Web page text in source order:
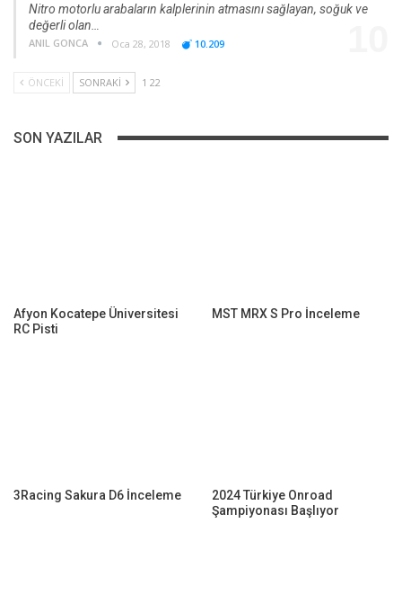
Nitro motorlu arabaların kalplerinin atmasını sağlayan, soğuk ve
değerli olan…
ANIL GONCA Oca 28, 2018 10.209
ÖNCEKI SONRAKI 1 22
SON YAZILAR
Afyon Kocatepe Üniversitesi
RC Pisti
MST MRX S Pro İnceleme
3Racing Sakura D6 İnceleme
2024 Türkiye Onroad
Şampiyonası Başlıyor